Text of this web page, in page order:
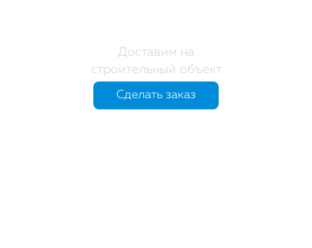
Доставим на
строительный объект
Сделать заказ
Сделать заказ